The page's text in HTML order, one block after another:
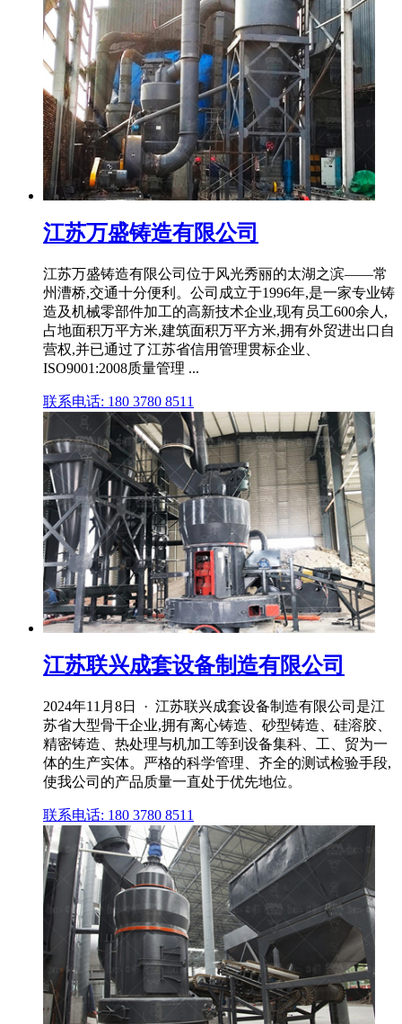
江苏万盛铸造有限公司
江苏万盛铸造有限公司位于风光秀丽的太湖之滨——常
州漕桥,交通十分便利。公司成立于1996年,是一家专业铸
造及机械零部件加工的高新技术企业,现有员工600余人,
占地面积万平方米,建筑面积万平方米,拥有外贸进出口自
营权,并已通过了江苏省信用管理贯标企业、
ISO9001:2008质量管理 ...
联系电话: 180 3780 8511
江苏联兴成套设备制造有限公司
2024年11月8日 · 江苏联兴成套设备制造有限公司是江
苏省大型骨干企业,拥有离心铸造、砂型铸造、硅溶胶、
精密铸造、热处理与机加工等到设备集科、工、贸为一
体的生产实体。严格的科学管理、齐全的测试检验手段,
使我公司的产品质量一直处于优先地位。
联系电话: 180 3780 8511